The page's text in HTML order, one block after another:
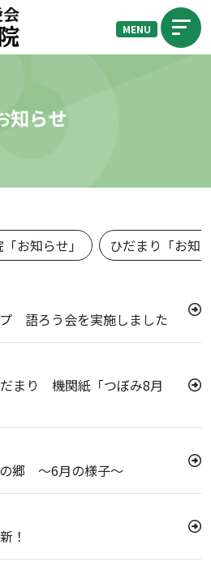
MENU
知らせ
お知らせ」 ひだまり「お知
語ろう会を実施しました
まり 機関紙「つぼみ8月
郷 ～6月の様子～
！